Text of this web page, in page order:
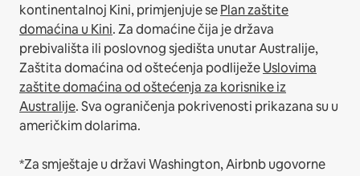
kontinentalnoj Kini, primjenjuje sePlan zaštite
domaćina u Kini.Za domaćine čija je država
prebivališta ili poslovnog sjedišta unutar Australije,
Zaštita domaćina od oštećenja podliježeUslovima
zaštite domaćina od oštećenja za korisnike iz
Australije. Sva ograničenja pokrivenosti prikazana su u
američkim dolarima.
*Za smještaje u državi Washington, Airbnb ugovorne